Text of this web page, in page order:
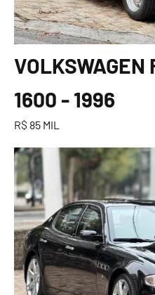
VOLKSWAGEN
1600 - 1996
R$ 85 MIL